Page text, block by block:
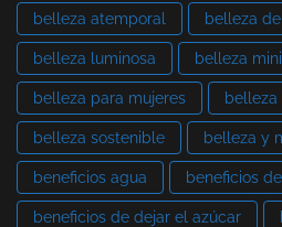
belleza atemporal belleza
belleza luminosa belleza
belleza para mujeres belleza
belleza sostenible belleza y
beneficios agua beneficios
beneficios de dejar el azúcar